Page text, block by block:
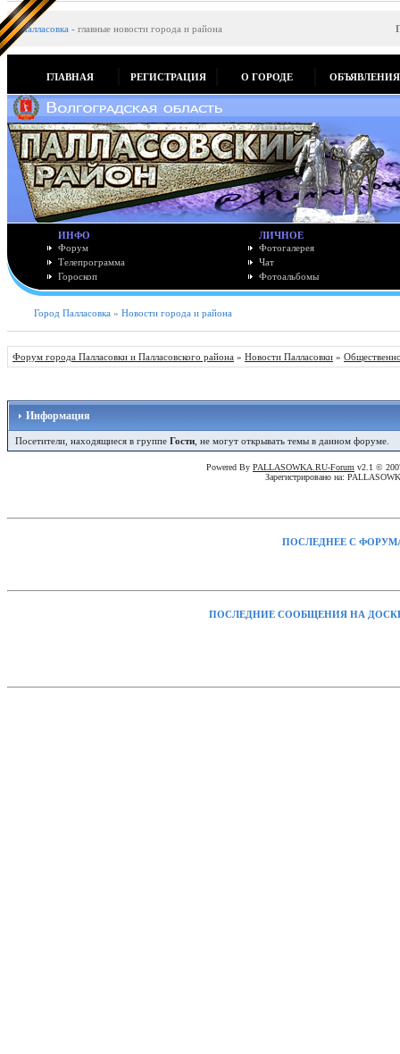
Палласовка - главные новости города и района
ГЛАВНАЯ РЕГИСТРАЦИЯ О ГОРОДЕ ОБЪЯВЛЕНИЯ
ИНФО
Форум
Телепрограмма
Гороскоп
ЛИЧНОЕ
Фотогалерея
Чат
Фотоальбомы
Город Палласовка » Новости города и района
Форум города Палласовки и Палласовского района » Новости Палласовки »
Информация
Посетители, находящиеся в группе Гости , не могут открывать темы в данном форуме.
Powered By PALLASOWKA.RU-Forum v2.1 ©
Зарегистрировано на:
ПОСЛЕДНЕЕ С
ПОСЛЕДНИЕ СООБЩЕНИЯ НА